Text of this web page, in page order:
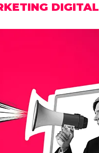
DIGITAL